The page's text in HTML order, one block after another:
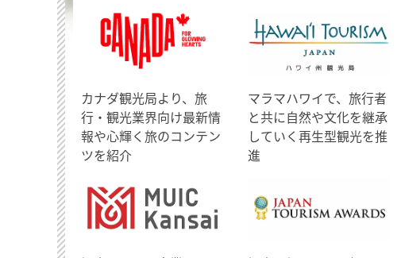
​カナダ観光局より、旅
行・観光業界向け最新情
報や心輝く旅のコンテン
ツを紹介
マラマハワイで、旅行者
と共に自然や文化を継承
していく再生型観光を推
進